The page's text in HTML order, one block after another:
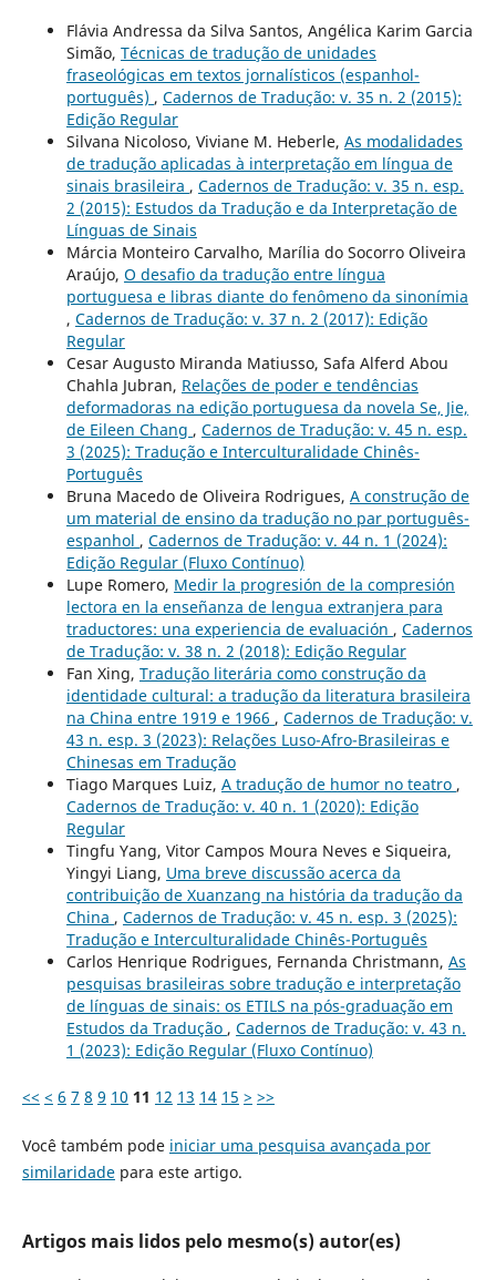
Flávia Andressa da Silva Santos, Angélica Karim Garcia
Simão, Técnicas de tradução de unidades
fraseológicas em textos jornalísticos (espanhol-
português) , Cadernos de Tradução: v. 35 n. 2 (2015):
Edição Regular
Silvana Nicoloso, Viviane M. Heberle, As modalidades
de tradução aplicadas à interpretação em língua de
sinais brasileira , Cadernos de Tradução: v. 35 n. esp.
2 (2015): Estudos da Tradução e da Interpretação de
Línguas de Sinais
Márcia Monteiro Carvalho, Marília do Socorro Oliveira
Araújo, O desafio da tradução entre língua
portuguesa e libras diante do fenômeno da sinonímia
, Cadernos de Tradução: v. 37 n. 2 (2017): Edição
Regular
Cesar Augusto Miranda Matiusso, Safa Alferd Abou
Chahla Jubran, Relações de poder e tendências
deformadoras na edição portuguesa da novela Se, Jie,
de Eileen Chang , Cadernos de Tradução: v. 45 n. esp.
3 (2025): Tradução e Interculturalidade Chinês-
Português
Bruna Macedo de Oliveira Rodrigues, A construção de
um material de ensino da tradução no par português-
espanhol , Cadernos de Tradução: v. 44 n. 1 (2024):
Edição Regular (Fluxo Contínuo)
Lupe Romero, Medir la progresión de la compresión
lectora en la enseñanza de lengua extranjera para
traductores: una experiencia de evaluación , Cadernos
de Tradução: v. 38 n. 2 (2018): Edição Regular
Fan Xing, Tradução literária como construção da
identidade cultural: a tradução da literatura brasileira
na China entre 1919 e 1966 , Cadernos de Tradução: v.
43 n. esp. 3 (2023): Relações Luso-Afro-Brasileiras e
Chinesas em Tradução
Tiago Marques Luiz, A tradução de humor no teatro ,
Cadernos de Tradução: v. 40 n. 1 (2020): Edição
Regular
Tingfu Yang, Vitor Campos Moura Neves e Siqueira,
Yingyi Liang, Uma breve discussão acerca da
contribuição de Xuanzang na história da tradução da
China , Cadernos de Tradução: v. 45 n. esp. 3 (2025):
Tradução e Interculturalidade Chinês-Português
Carlos Henrique Rodrigues, Fernanda Christmann, As
pesquisas brasileiras sobre tradução e interpretação
de línguas de sinais: os ETILS na pós-graduação em
Estudos da Tradução , Cadernos de Tradução: v. 43 n.
1 (2023): Edição Regular (Fluxo Contínuo)
<< < 6 7 8 9 10 11 12 13 14 15 > >>
Você também pode iniciar uma pesquisa avançada por
similaridadepara este artigo.
Artigos mais lidos pelo mesmo(s) autor(es)